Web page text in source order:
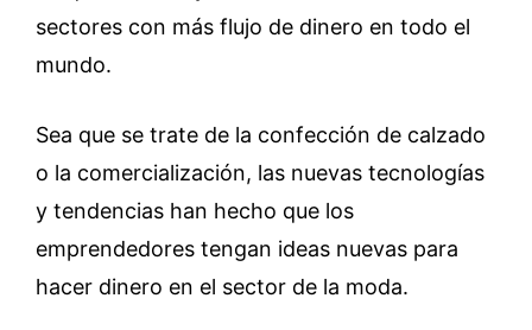
sectores con más flujo de dinero en todo el
mundo.
Sea que se trate de la confección de calzado
o la comercialización, las nuevas tecnologías
y tendencias han hecho que los
emprendedores tengan ideas nuevas para
hacer dinero en el sector de la moda.